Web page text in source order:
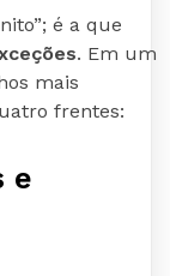
é a que
. Em um
mais
frentes:
e